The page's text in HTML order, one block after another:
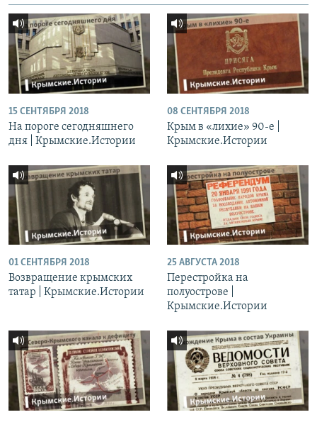
15 СЕНТЯБРЯ 2018
На пороге сегодняшнего
дня | Крымские.Истории
08 СЕНТЯБРЯ 2018
Крым в «лихие» 90-е |
Крымские.Истории
01 СЕНТЯБРЯ 2018
Возвращение крымских
татар | Крымские.Истории
25 АВГУСТА 2018
Перестройка на
полуострове |
Крымские.Истории